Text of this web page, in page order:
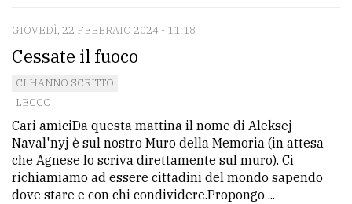
GIOVEDÌ, 22 FEBBRAIO 2024 - 11:18
Cessate il fuoco
CI HANNO SCRITTO
LECCO
Cari amiciDa questa mattina il nome di Aleksej
Naval'nyj è sul nostro Muro della Memoria (in attesa
che Agnese lo scriva direttamente sul muro). Ci
richiamiamo ad essere cittadini del mondo sapendo
dove stare e con chi condividere.Propongo ...